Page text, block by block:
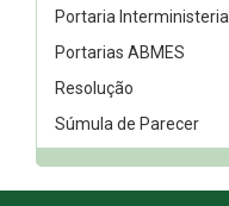
Portaria Interministerial
Portarias ABMES
Resolução
Súmula de Parecer